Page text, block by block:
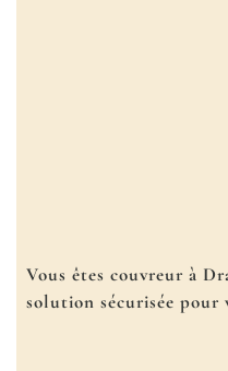
Vous êtes couvreur à
solution sécurisée pour